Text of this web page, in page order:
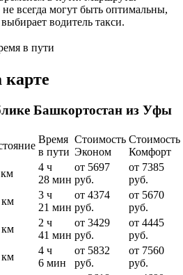
не всегда могут быть оптимальны,
водитель такси.
в пути
Башкортостан из Уфы
Время
в пути
Стоимость
Эконом
Стоимость
Комфорт
км
4 ч
28 мин
от 5697
руб.
от 7385
руб.
км
3 ч
21 мин
от 4374
руб.
от 5670
руб.
км
2 ч
41 мин
от 3429
руб.
от 4445
руб.
км
4 ч
6 мин
от 5832
руб.
от 7560
руб.